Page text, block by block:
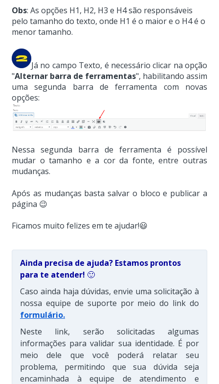
Obs: As opções H1, H2, H3 e H4 são responsáveis
pelo tamanho do texto, onde H1 é o maior e o H4 é o
menor tamanho.
Já no campo Texto, é necessário clicar na opção
"Alternar barra de ferramentas", habilitando assim
uma segunda barra de ferramenta com novas
opções:
Nessa segunda barra de ferramenta é possível
mudar o tamanho e a cor da fonte, entre outras
mudanças.
Após as mudanças basta salvar o bloco e publicar a
página 😉
Ficamos muito felizes em te ajudar!😃
Ainda precisa de ajuda? Estamos prontos
para te atender! 🙂
Caso ainda haja dúvidas, envie uma solicitação à
nossa equipe de suporte por meio do link do
formulário.
Neste link, serão solicitadas algumas
informações para validar sua identidade. É por
meio dele que você poderá relatar seu
problema, permitindo que sua dúvida seja
encaminhada à equipe de atendimento e